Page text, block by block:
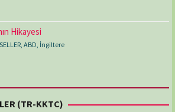
Hikayesi
, ABD, İngiltere
(TR-KKTC)